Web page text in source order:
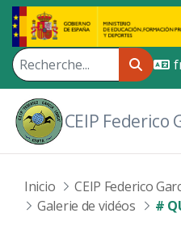
Saut au contenu principal
CEIP Federico
Inicio CEIP Federico
Galerie de vidéos
#